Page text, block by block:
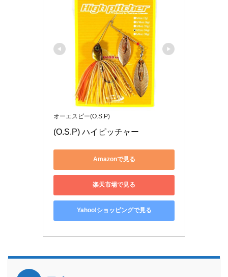
オーエスピー(O.S.P)
(O.S.P) ハイピッチャー
Amazonで見る
楽天市場で見る
Yahoo!ショッピングで見る